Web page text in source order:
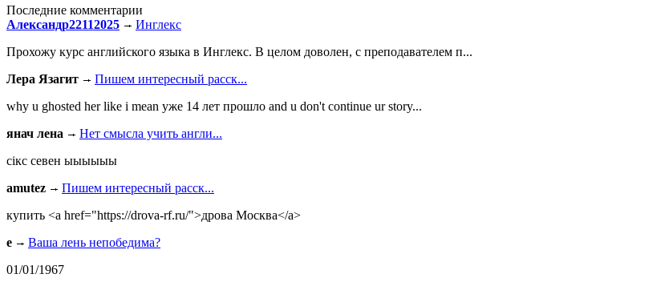
Последние комментарии
Александр22112025
Инглекс
Прохожу курс английского языка в Инглекс. В целом доволен, с преподавателем п...
Лера Язагит
Пишем интересный расск...
why u ghosted her like i mean уже 14 лет прошло and u don't continue ur story...
янач лена
Нет смысла учить англи...
сiкс севен ыыыыыы
amutez
Пишем интересный расск...
купить <a href="https://drova-rf.ru/">дрова Москва</a>
e
Ваша лень непобедима?
01/01/1967